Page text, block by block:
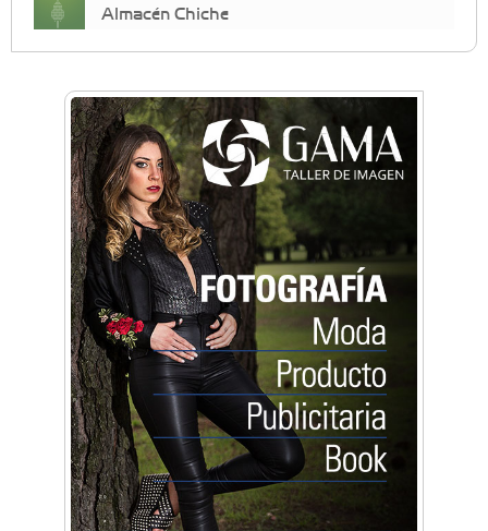
Almacén Chiche
crecimiento personal
Arq. Horacio Alejandro Sánchez
Artística ApasionArte
Artística Catalina
Artística Veral
BAIC Ramos Mejía